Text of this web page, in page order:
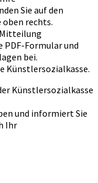
Sie auf den
oben rechts.
PDF-Formular und
bei.
Künstlersozialkasse.
Künstlersozialkasse
und informiert Sie
Ihr